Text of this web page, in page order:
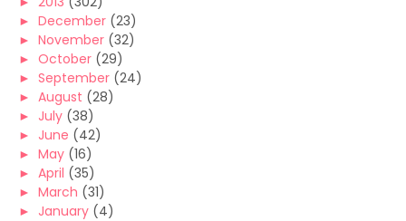
► December (23)
► November (32)
► October (29)
► September (24)
► August (28)
► July (38)
► June (42)
► May (16)
► April (35)
► March (31)
► January (4)